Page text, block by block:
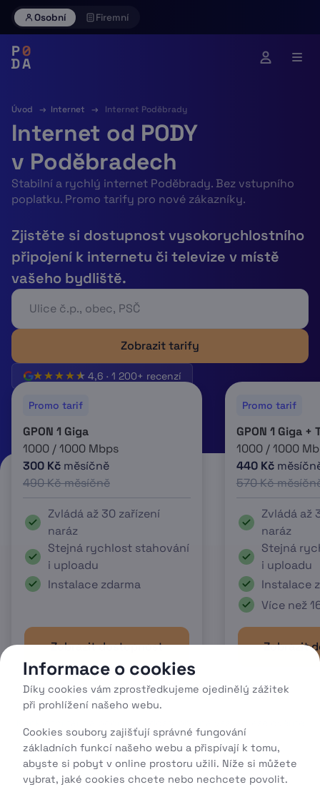
Skip
Osobní Firemní
Úvod → Internet → Internet Poděbrady
Internet od PODY
v Poděbradech
Stabilní a rychlý internet Poděbrady. Bez vstupního
poplatku. Promo tarify pro nové zákazníky.
Zjistěte si dostupnost vysokorychlostního
připojení k internetu či televize v místě
vašeho bydliště.
Zobrazit tarify
4,6 · 1 200+ recenzí
Promo tarif
GPON 1 Giga
1000 / 1000 Mbps
300 Kč měsíčně
490 Kč měsíčně
Zvládá až 30 zařízení
naráz
Stejná rychlost stahování
i uploadu
Instalace zdarma
Zobrazit dostupnost
Promo tarif
GPON 1 Giga +
1000 / 1000
440 Kč
570 Kč
Zvládá až
naráz
Stejná
i uploadu
Instalace
Více než
Zobrazit
po zadání adresy do formuláře.
Informace o cookies
Díky cookies vám zprostředkujeme ojedinělý zážitek
při prohlížení našeho webu.
Cookies soubory zajišťují správné fungování
základních funkcí našeho webu a přispívají k tomu,
abyste si pobyt v online prostoru užili. Níže si můžete
vybrat, jaké cookies chcete nebo nechcete povolit.